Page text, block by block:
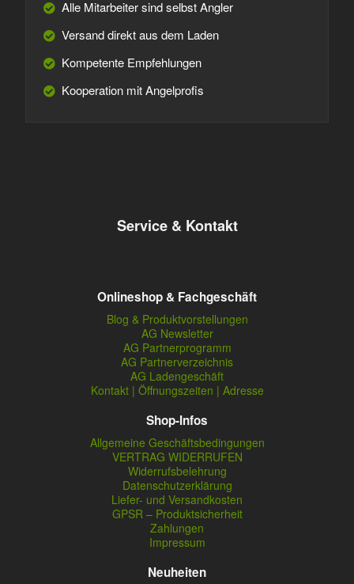
Alle Mitarbeiter sind selbst Angler
Versand direkt aus dem Laden
Kompetente Empfehlungen
Kooperation mit Angelprofis
Service & Kontakt
Onlineshop & Fachgeschäft
Blog & Produktvorstellungen
AG Newsletter
AG Partnerprogramm
AG Partnerverzeichnis
AG Ladengeschäft
Kontakt | Öffnungszeiten | Adresse
Shop-Infos
Allgemeine Geschäftsbedingungen
VERTRAG WIDERRUFEN
Widerrufsbelehrung
Datenschutzerklärung
Liefer- und Versandkosten
GPSR – Produktsicherheit
Zahlungen
Impressum
Neuheiten